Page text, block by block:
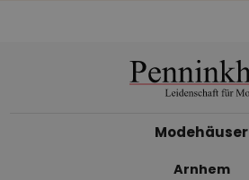
Modehäuser
Arnhem